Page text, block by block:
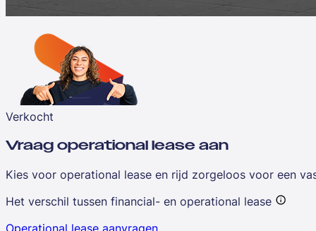
Verkocht
Vraag operational lease aan
Kies voor operational lease en rijd zorgeloos voor een
Het verschil tussen financial- en operational lease